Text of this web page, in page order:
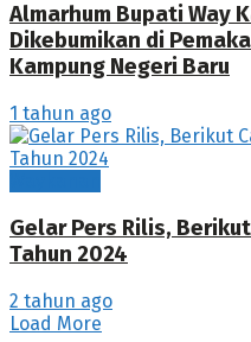
Almarhum Bupati Way
Dikebumikan di
Kampung Negeri Baru
1 tahun ago
Gelar Pers Rilis,
Tahun 2024
2 tahun ago
Load More